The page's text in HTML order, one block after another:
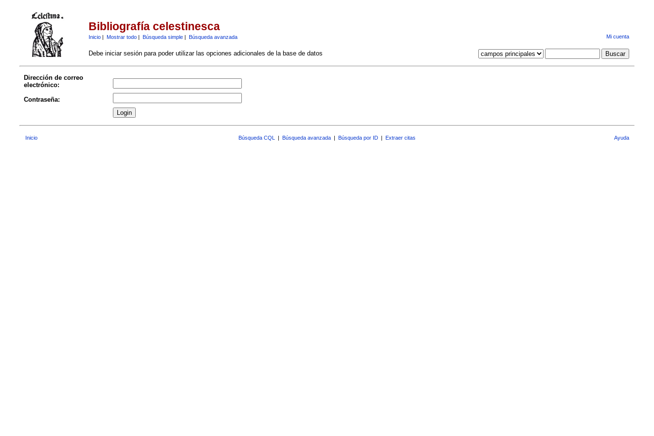
Bibliografía celestinesca
Inicio| Mostrar todo| Búsqueda simple| Búsqueda avanzada Mi cuenta
Debe iniciar sesión para poder utilizar las opciones adicionales de la base de datos
Dirección de correo
electrónico:
Contraseña:
Inicio Búsqueda CQL | Búsqueda avanzada | Búsqueda por ID | Extraer citas Ayuda